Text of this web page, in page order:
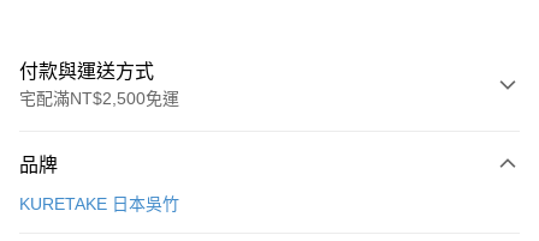
付款與運送方式
宅配滿NT$2,500免運
信用卡一次付款
品牌
KURETAKE 日本吳竹